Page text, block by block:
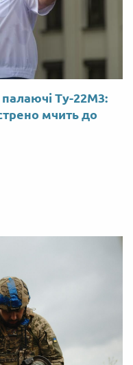
палаючі Ту-22М3:
мчить до